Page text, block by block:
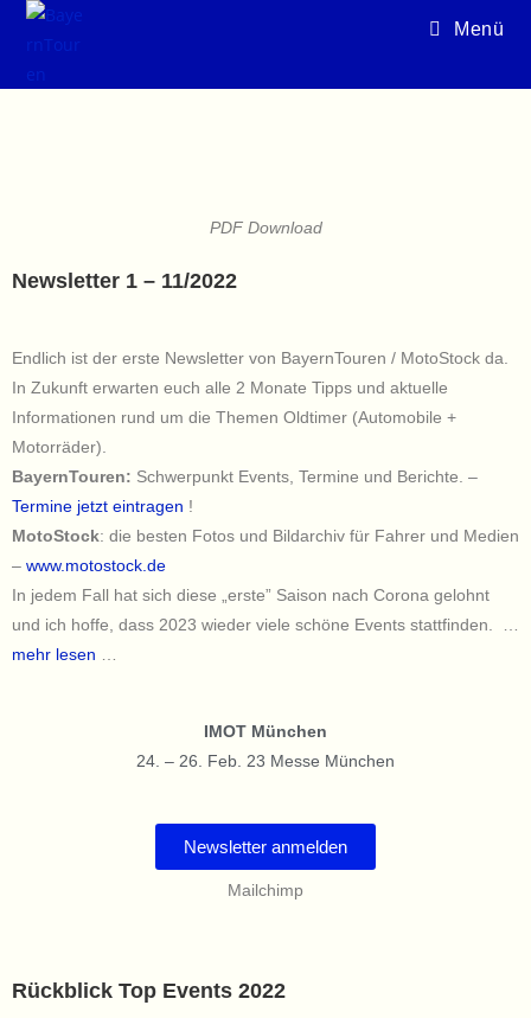
Menü
PDF Download
Newsletter 1 – 11/2022
Endlich ist der erste Newsletter von BayernTouren / MotoStock da.
In Zukunft erwarten euch alle 2 Monate Tipps und aktuelle
Informationen rund um die Themen Oldtimer (Automobile +
Motorräder).
BayernTouren: Schwerpunkt Events, Termine und Berichte. –
Termine jetzt eintragen !
MotoStock: die besten Fotos und Bildarchiv für Fahrer und Medien
– www.motostock.de
In jedem Fall hat sich diese „erste” Saison nach Corona gelohnt
und ich hoffe, dass 2023 wieder viele schöne Events stattfinden. …
mehr lesen
IMOT München
24. – 26. Feb. 23 Messe München
Newsletter anmelden
Mailchimp
Rückblick Top Events 2022